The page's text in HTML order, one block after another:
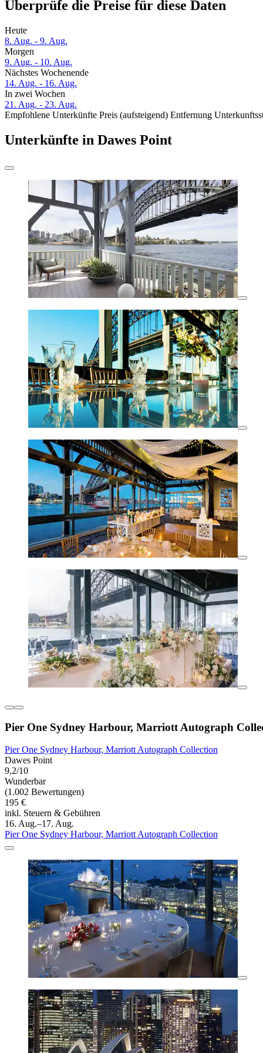
Überprüfe die Preise für diese Daten
Heute
8. Aug. - 9. Aug.
Morgen
9. Aug. - 10. Aug.
Nächstes Wochenende
14. Aug. - 16. Aug.
In zwei Wochen
21. Aug. - 23. Aug.
Empfohlene Unterkünfte Preis (aufsteigend) Entfernung
Unterkünfte in Dawes Point
Pier One Sydney Harbour, Marriott Autograph
Pier One Sydney Harbour, Marriott Autograph Collection
Dawes Point
9,2/10
Wunderbar
(1.002 Bewertungen)
195 €
inkl. Steuern & Gebühren
16. Aug.–17. Aug.
Pier One Sydney Harbour, Marriott Autograph Collection